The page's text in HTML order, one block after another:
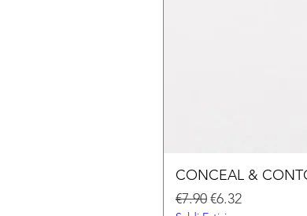
CONCEAL &
Regular Price
€7.90Sale Price
€6.32